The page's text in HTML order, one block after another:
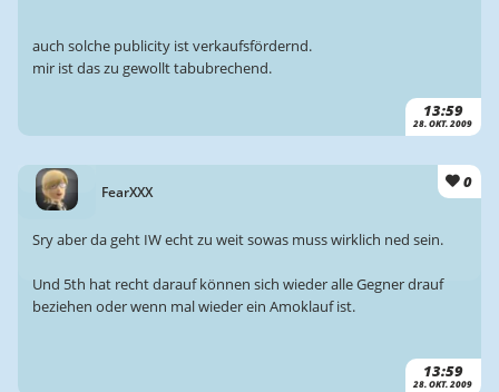
13:59
28. OKT. 2009
auch solche publicity ist verkaufsfördernd.
mir ist das zu gewollt tabubrechend.
FearXXX
0
13:59
28. OKT. 2009
Sry aber da geht IW echt zu weit sowas muss wirklich ned sein.
Und 5th hat recht darauf können sich wieder alle Gegner drauf
beziehen oder wenn mal wieder ein Amoklauf ist.